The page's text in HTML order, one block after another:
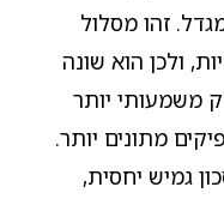
זהו מסלול
ולכן הוא שונה
משמעותי יותר
מתונים יותר.
גמיש יחסית,